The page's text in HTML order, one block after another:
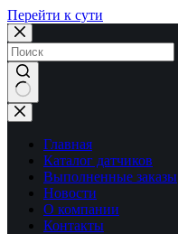
Перейти к сути
Ничего
не
найденоГлавная
Каталог датчиков
Выполненные заказы
Новости
О компании
Контакты